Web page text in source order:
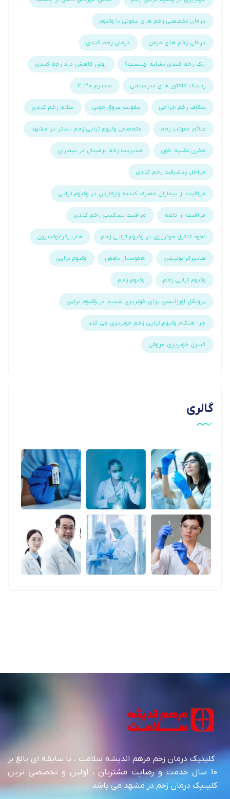
درمان تخصصی زخم های عفونی با وکیوم
درمان زخم های مزمن درمان زخم کندی
رنگ زخم کندی نشانه چیست؟ روش کاهش درد زخم کندی
ریسک فاکتور های سیستمی سندرم 3:30
شکاف زخم جراحی عفونت عروق خونی علائم زخم کندی
علائم عفونت زخم متخصص وکیوم تراپی زخم بستر در مشهد
مخزن تخلیه خون مدیریت زخم ترمینال در بیماران
مراحل پیشرفت زخم کندی
مراقبت از بیماران مصرف کننده وارفارین در وکیوم تراپی
مراقبت از دلمه مراقبت تسکینی زخم کندی
نحوه کنترل خونریزی در وکیوم تراپی زخم هایپرگرانولاسیون
هایپرگرانولیشن هموستاز ناقص وکیوم تراپی
وکیوم تراپی زخم وکیوم زخم
پروتکل اورژانسی برای خونریزی شدید در وکیوم تراپی
چرا هنگام وکیوم تراپی زخم خونریزی می کند
کنترل خونریزی عروقی
گالری
کلینیک درمان زخم مرهم اندیشه سلامت ، با سابقه ای بالغ بر
10 سال خدمت و رضایت مشتریان ، اولین و تخصصی ترین
کلینیک درمان زخم در مشهد می باشد